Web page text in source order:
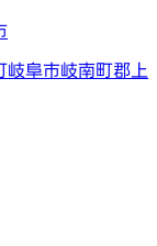
岐阜市岐南町郡上